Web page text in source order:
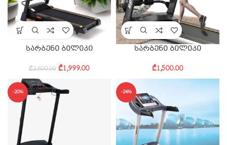
სარბენი ბილიკი
₾2,600.00 ₾1,999.00
სარბენი ბილიკი
₾1,500.00
-20% -24%